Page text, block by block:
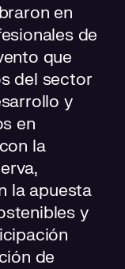
en
de
que
del sector
y
en
la
la apuesta
y
de